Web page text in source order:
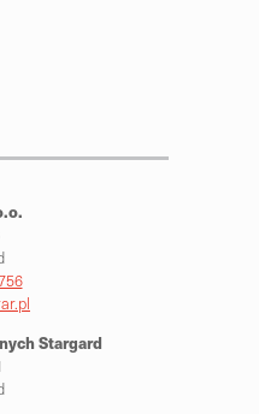
Stargard